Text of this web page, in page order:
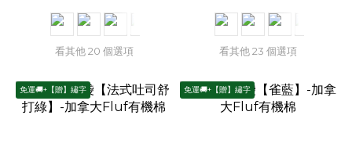
看其他 20 個選項 看其他 23 個選項
免運🚚+【贈】繡字 免運🚚+【贈】繡字